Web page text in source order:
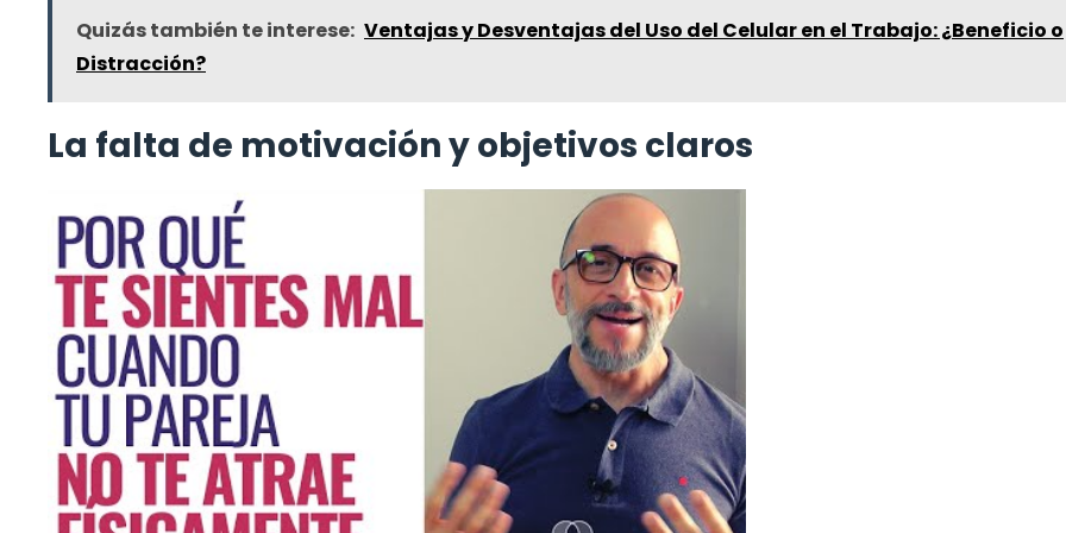
Quizás también te interese: Ventajas y Desventajas del Uso del Celular en el Trabajo: ¿Beneficio o
Distracción?
La falta de motivación y objetivos claros